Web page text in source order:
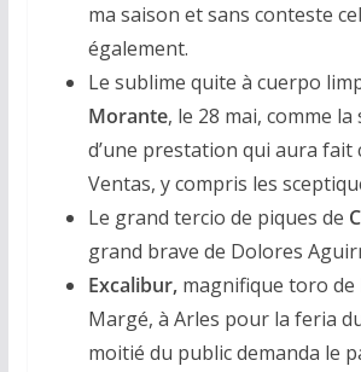
ma saison et sans conteste
également.
Le sublime quite à cuerpo
Morante, le 28 mai, comme
d’une prestation qui aura fait
Ventas, y compris les
Le grand tercio de piques de
grand brave de Dolores
Excalibur, magnifique toro de
Margé, à Arles pour la feria
moitié du public demanda le